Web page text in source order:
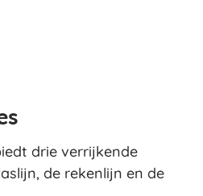
drie verrijkende
de rekenlijn en de